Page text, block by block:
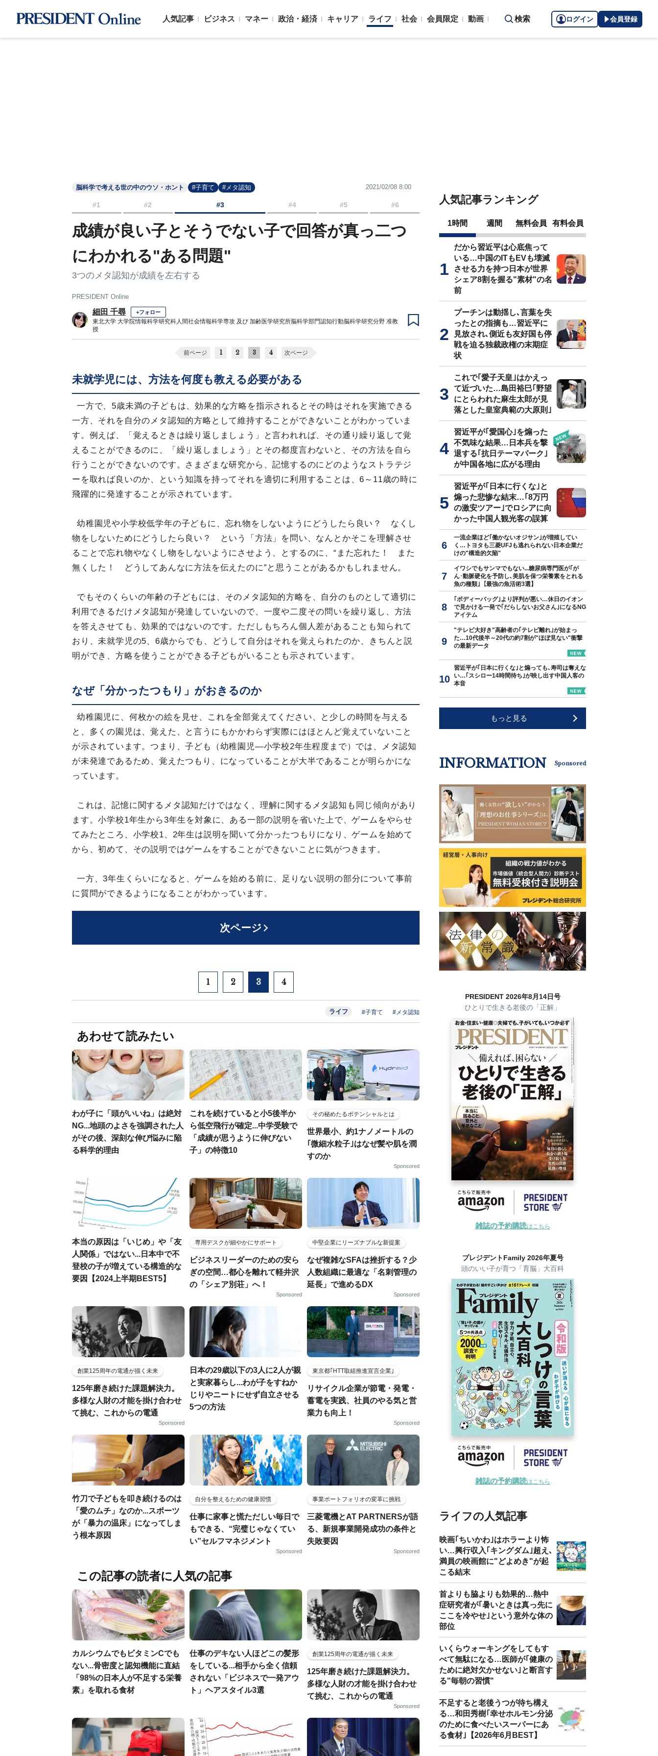
人気記事 ビジネス マネー 政治・経済 キャリア ライフ 社会 会員限定 動画 検索 ログイン 会員登録
脳科学で考える世の中のウソ・ホント #子育て #メタ認知 2021/02/08 8:00
#1 #2 #3 #4 #5 #6
成績が良い子とそうでない子で回答が真っ二つ
にわかれる"ある問題"
3つのメタ認知が成績を左右する
PRESIDENT Online
細田 千尋 +フォロー
東北大学 大学院情報科学研究科人間社会情報科学専攻 及び 加齢医学研究所脳科学部門認知行動脳科学研究分野 准教
授
前ページ 1 2 3 4 次ページ
未就学児には、方法を何度も教える必要がある
一方で、5歳未満の子どもは、効果的な方略を指示されるとその時はそれを実施できる
一方、それを自分のメタ認知的方略として維持することができないことがわかっていま
す。例えば、「覚えるときは繰り返しましょう」と言われれば、その通り繰り返して覚
えることができるのに、「繰り返しましょう」とその都度言わないと、その方法を自ら
行うことができないのです。さまざまな研究から、記憶するのにどのようなストラテジ
ーを取れば良いのか、という知識を持ってそれを適切に利用することは、6～11歳の時に
飛躍的に発達することが示されています。
幼稚園児や小学校低学年の子どもに、忘れ物をしないようにどうしたら良い？ なくし
物をしないためにどうしたら良い？ という「方法」を問い、なんとかそこを理解させ
ることで忘れ物やなくし物をしないようにさせよう、とするのに、“また忘れた！ また
無くした！ どうしてあんなに方法を伝えたのに”と思うことがあるかもしれません。
でもそのくらいの年齢の子どもには、そのメタ認知的方略を、自分のものとして適切に
利用できるだけメタ認知が発達していないので、一度や二度その問いを繰り返し、方法
を答えさせても、効果的ではないのです。ただしもちろん個人差があることも知られて
おり、未就学児の5、6歳からでも、どうして自分はそれを覚えられたのか、きちんと説
明ができ、方略を使うことができる子どもがいることも示されています。
なぜ「分かったつもり」がおきるのか
幼稚園児に、何枚かの絵を見せ、これを全部覚えてください、と少しの時間を与える
と、多くの園児は、覚えた、と言うにもかかわらず実際にはほとんど覚えていないこと
が示されています。つまり、子ども（幼稚園児―小学校2年生程度まで）では、メタ認知
が未発達であるため、覚えたつもり、になっていることが大半であることが明らかにな
っています。
これは、記憶に関するメタ認知だけではなく、理解に関するメタ認知も同じ傾向があり
ます。小学校1年生から3年生を対象に、ある一部の説明を省いた上で、ゲームをやらせ
てみたところ、小学校1、2年生は説明を聞いて分かったつもりになり、ゲームを始めて
から、初めて、その説明ではゲームをすることができないことに気がつきます。
一方、3年生くらいになると、ゲームを始める前に、足りない説明の部分について事前
に質問ができるようになることがわかっています。
次ページ
1 2 3 4
ライフ #子育て #メタ認知
あわせて読みたい
わが子に「頭がいいね」は絶対
NG...地頭のよさを強調された人
がその後、深刻な伸び悩みに陥
る科学的理由
これを続けていると小5後半か
ら低空飛行が確定...中学受験で
「成績が思うように伸びない
子」の特徴10
その秘めたるポテンシャルとは
世界最小、約1ナノメートルの
｢微細水粒子｣はなぜ髪や肌を潤
すのか
Sponsored
本当の原因は「いじめ」や「友
人関係」ではない...日本中で不
登校の子が増えている構造的な
要因【2024上半期BEST5】
専用デスクが細やかにサポート
ビジネスリーダーのための安ら
ぎの空間…都心を離れて軽井沢
の「シェア別荘」へ！
Sponsored
中堅企業にリーズナブルな新提案
なぜ複雑なSFAは挫折する？少
人数組織に最適な「名刺管理の
延長」で進めるDX
Sponsored
創業125周年の電通が描く未来
125年磨き続けた課題解決力。
多様な人財の才能を掛け合わせ
て挑む、これからの電通
Sponsored
日本の29歳以下の3人に2人が親
と実家暮らし...わが子をすねか
じりやニートにせず自立させる
5つの方法
東京都｢HTT取組推進宣言企業｣
リサイクル企業が節電・発電・
蓄電を実践、社員のやる気と営
業力も向上！
Sponsored
竹刀で子どもを叩き続けるのは
「愛のムチ」なのか...スポーツ
が「暴力の温床」になってしま
う根本原因
自分を整えるための健康習慣
仕事に家事と慌ただしい毎日で
もできる、“完璧じゃなくてい
い”セルフマネジメント
Sponsored
事業ポートフォリオの変革に挑戦
三菱電機とAT PARTNERSが語
る、新規事業開発成功の条件と
失敗要因
Sponsored
この記事の読者に人気の記事
カルシウムでもビタミンCでも
ない...骨密度と認知機能に直結
「98%の日本人が不足する栄養
素」を取れる食材
仕事のデキない人ほどこの髪形
をしている...相手から全く信頼
されない「ビジネスで一発アウ
ト」ヘアスタイル3選
創業125周年の電通が描く未来
125年磨き続けた課題解決力。
多様な人財の才能を掛け合わせ
て挑む、これからの電通
Sponsored
人気記事ランキング
1時間 週間 無料会員 有料会員
だから習近平は心底焦って
いる…中国のITもEVも壊滅
させる力を持つ日本が世界
シェア8割を握る"素材"の名
前
プーチンは動揺し､言葉を失
ったとの指摘も…習近平に
見放され､側近も友好国も停
戦を迫る独裁政権の末期症
状
これで｢愛子天皇｣はかえっ
て近づいた…島田裕巳｢野望
にとらわれた麻生太郎が見
落とした皇室典範の大原則｣
習近平が｢愛国心｣を煽った
不気味な結果…日本兵を撃
退する｢抗日テーマパーク｣
が中国各地に広がる理由
習近平が｢日本に行くな｣と
煽った悲惨な結末…｢8万円
の激安ツアー｣でロシアに向
かった中国人観光客の誤算
一流企業ほど｢働かないオジサン｣が増殖してい
く…トヨタも三菱UFJも逃れられない日本企業だ
けの"構造的欠陥"
イワシでもサンマでもない...糖尿病専門医が｢が
ん･動脈硬化を予防し､美肌を保つ栄養素をとれる
魚の種類｣【最強の魚活術3選】
｢ボディーバッグ｣より評判が悪い…休日のイオン
で見かける一発で｢だらしないお父さん｣になるNG
アイテム
"テレビ大好き"高齢者の｢テレビ離れ｣が始まっ
た…10代後半～20代の約7割が"ほぼ見ない"衝撃
の最新データ
習近平が｢日本に行くな｣と煽っても､寿司は奪えな
い…｢スシロー14時間待ち｣が映し出す中国人客の
本音
もっと見る
INFORMATION Sponsored
PRESIDENT 2026年8月14日号
ひとりで生きる老後の「正解」
雑誌の予約購読はこちら
プレジデントFamily 2026年夏号
頭のいい子が育つ「育脳」大百科
雑誌の予約購読はこちら
ライフの人気記事
映画｢ちいかわ｣はホラーより怖
い…興行収入｢キングダム｣超え､
満員の映画館に"どよめき"が起
こる結末
首よりも脇よりも効果的…熱中
症研究者が｢暑いときは真っ先に
ここを冷やせ｣という意外な体の
部位
いくらウォーキングをしてもす
べて無駄になる…医師が｢健康の
ために絶対欠かせない｣と断言す
る"毎朝の習慣"
不足すると老後うつが待ち構え
る…和田秀樹｢幸せホルモン分泌
のために食べたいスーパーにあ
る食材｣【2026年6月BEST】